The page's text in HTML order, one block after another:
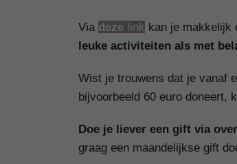
Via deze link kan je makkelijk
leuke activiteiten als met
Wist je trouwens dat je vanaf
bijvoorbeeld 60 euro doneert,
Doe je liever een gift via
graag een maandelijkse gift